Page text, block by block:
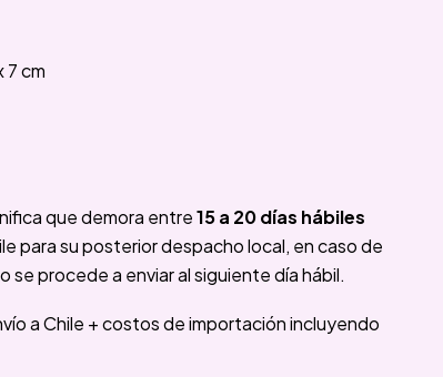
7 cm
que demora entre15 a 20 días hábiles
para su posterior despacho local, en caso de
procede a enviar al siguiente día hábil.
a Chile + costos de importación incluyendo